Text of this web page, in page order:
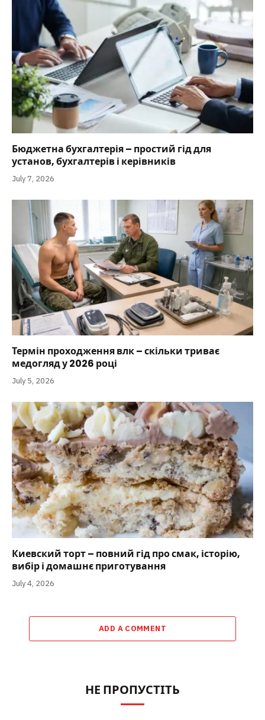
Бюджетна бухгалтерія – простий гід для
установ, бухгалтерів і керівників
July 7, 2026
Термін проходження влк – скільки триває
медогляд у 2026 році
July 5, 2026
Киевский торт – повний гід про смак, історію,
вибір і домашнє приготування
July 4, 2026
ADD A COMMENT
НЕ ПРОПУСТІТЬ